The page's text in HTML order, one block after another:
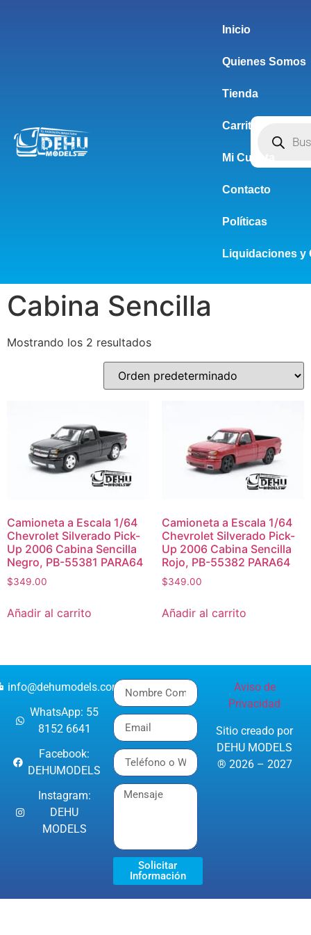
Inicio
Quienes Somos
Tienda
Carrito
Mi Cuenta
Contacto
Políticas
Liquidaciones y
Cabina Sencilla
Mostrando los 2 resultados
Camioneta a Escala 1/64
Chevrolet Silverado Pick-
Up 2006 Cabina Sencilla
Negro, PB-55381 PARA64
$349.00
Añadir al carrito
Camioneta a Escala 1/64
Chevrolet Silverado Pick-
Up 2006 Cabina Sencilla
Rojo, PB-55382 PARA64
$349.00
Añadir al carrito
info@dehumodels.com
WhatsApp: 55
8152 6641
Facebook:
DEHUMODELS
Instagram:
DEHU
MODELS
Solicitar
Información
Aviso de
Privacidad
Sitio creado por
DEHU MODELS
® 2026 – 2027